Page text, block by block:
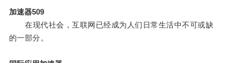
加速器509
在现代社会，互联网已经成为人们日常生活中不可或缺
的一部分。